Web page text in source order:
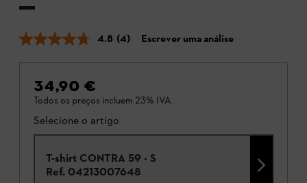
4.8 (4) Escrever uma análise
34,90 €
Todos os preços incluem 23% IVA.
Selecione o artigo
T-shirt CONTRA 59 - S
Ref. 04213007648